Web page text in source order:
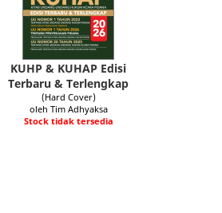
KUHP & KUHAP Edisi
Terbaru & Terlengkap
(Hard Cover)
oleh Tim Adhyaksa
Stock tidak tersedia